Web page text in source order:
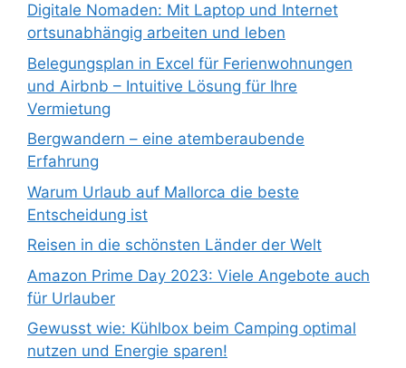
Digitale Nomaden: Mit Laptop und Internet
ortsunabhängig arbeiten und leben
Belegungsplan in Excel für Ferienwohnungen
und Airbnb – Intuitive Lösung für Ihre
Vermietung
Bergwandern – eine atemberaubende
Erfahrung
Warum Urlaub auf Mallorca die beste
Entscheidung ist
Reisen in die schönsten Länder der Welt
Amazon Prime Day 2023: Viele Angebote auch
für Urlauber
Gewusst wie: Kühlbox beim Camping optimal
nutzen und Energie sparen!